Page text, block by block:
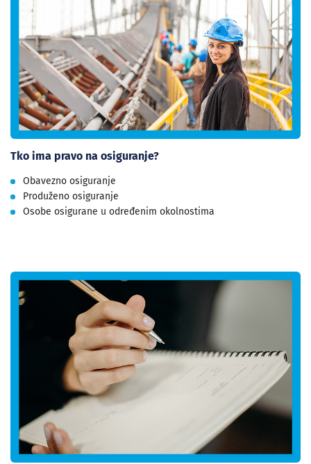
Tko ima pravo na osiguranje?
Obavezno osiguranje
Produženo osiguranje
Osobe osigurane u određenim okolnostima